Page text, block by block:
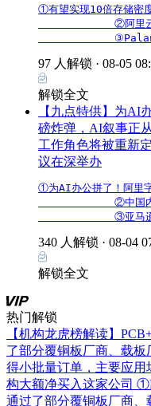
①有望实现10倍存储密
②阿里云
97 人解锁 · 08-05
解锁全文
【九点特供】为AI
磅炸弹，AI叙事正
工作角色将被重新
议在深举办
①为AI办公拼了！阿里
②中国内
③亚马逊
340 人解锁 · 08-04
解锁全文
热门解锁
【机构龙虎榜解读】
了部分覆铜板厂商、载
得小批量订单，主要应
构大额净买入这家公司
通过了部分覆铜板厂商